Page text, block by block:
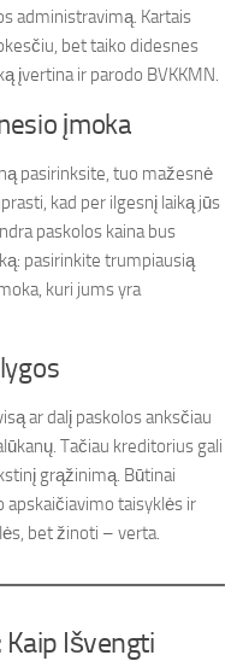
administravimą. Kartais
bet taiko didesnes
įvertina ir parodo BVKKMN.
įmoka
pasirinksite, tuo mažesnė
kad per ilgesnį laiką jūs
paskolos kaina bus
pasirinkite trumpiausią
kuri jums yra
ar dalį paskolos anksčiau
Tačiau kreditorius gali
grąžinimą. Būtinai
taisyklės ir
bet žinoti – verta.
Išvengti